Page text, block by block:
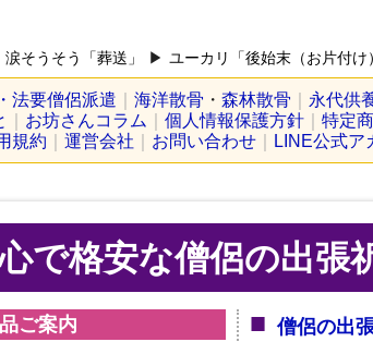
涙そうそう「葬送」 ユーカリ「後始末（お片付け
法要僧侶派遣 海洋散骨 ・ 森林散骨 永代供
お坊さんコラム 個人情報保護方針
特定
規約
運営会社 お問い合わせ LINE公式ア
で格安な僧侶の出張
ご案内
僧侶の出